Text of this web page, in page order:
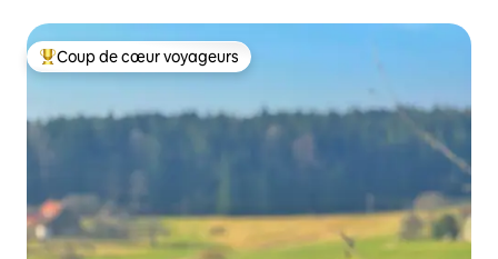
Coups de cœur voyageurs les plus appréciés
Coup de cœur voyageurs